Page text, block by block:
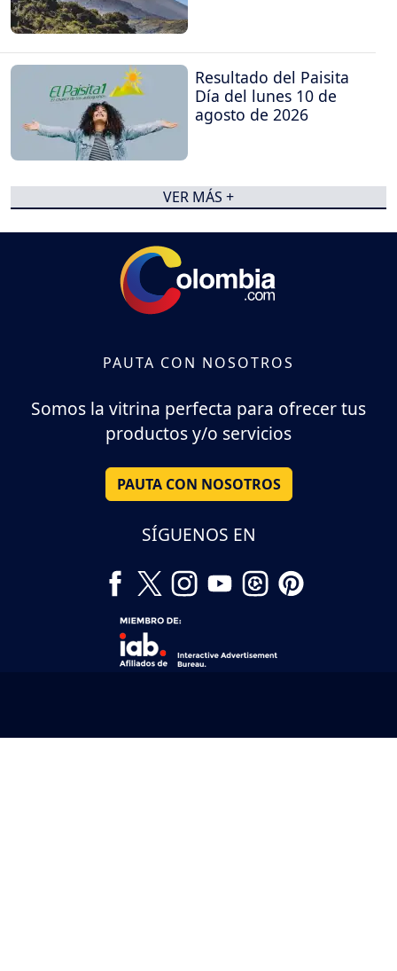
Resultado del Paisita
Día del lunes 10 de
agosto de 2026
VER MÁS +
PAUTA CON NOSOTROS
Somos la vitrina perfecta para ofrecer tus
productos y/o servicios
PAUTA CON NOSOTROS
SÍGUENOS EN